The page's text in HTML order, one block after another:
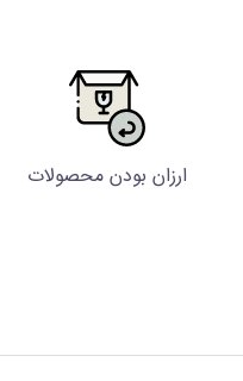
ارزان بودن محصولات